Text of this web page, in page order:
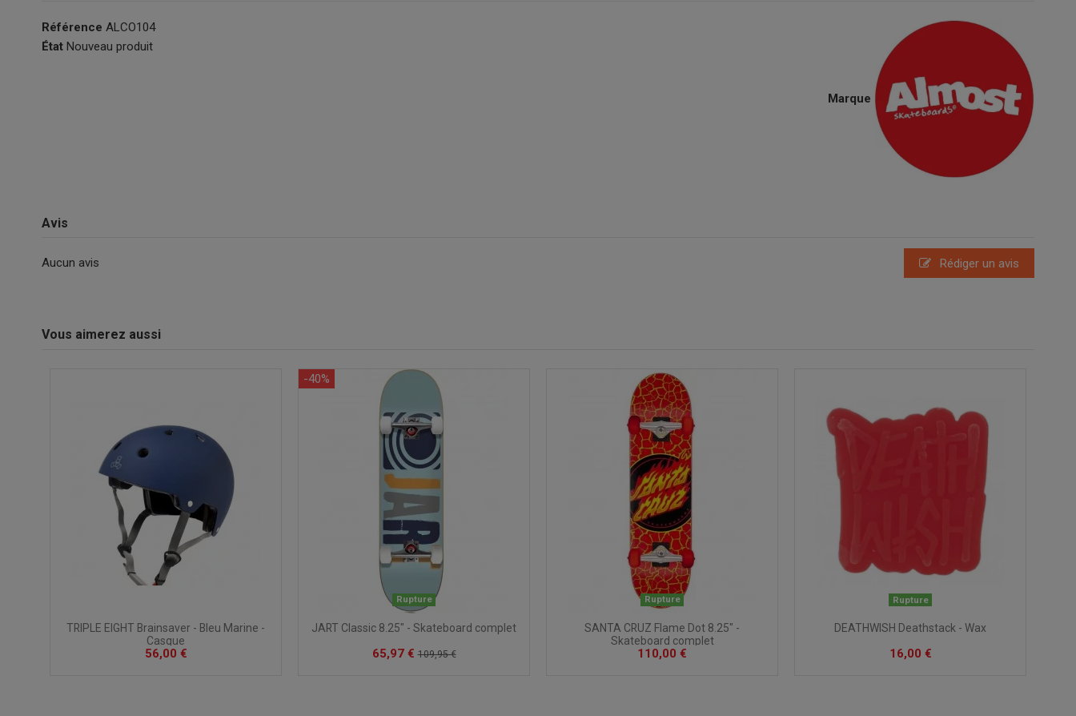
Marque
Référence ALCO104
État Nouveau produit
Avis
Aucun avis Rédiger un avis
Vous aimerez aussi
TRIPLE EIGHT Brainsaver - Bleu Marine -
Casque
56,00 €
-40%
Rupture
JART Classic 8.25" - Skateboard complet
65,97 € 109,95 €
Rupture
SANTA CRUZ Flame Dot 8.25" -
Skateboard complet
110,00 €
Rupture
DEATHWISH Deathstack - Wax
16,00 €